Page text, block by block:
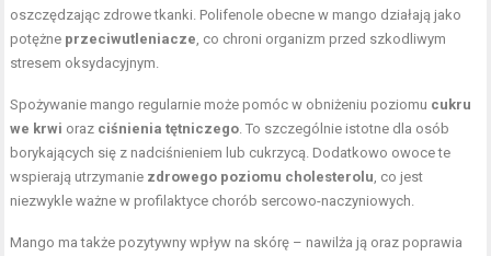
oszczędzając zdrowe tkanki. Polifenole obecne w mango działają jako
potężne przeciwutleniacze , co chroni organizm przed szkodliwym
stresem oksydacyjnym.
Spożywanie mango regularnie może pomóc w obniżeniu poziomu cukru
we krwi oraz ciśnienia tętniczego . To szczególnie istotne dla osób
borykających się z nadciśnieniem lub cukrzycą. Dodatkowo owoce te
wspierają utrzymanie zdrowego poziomu cholesterolu , co jest
niezwykle ważne w profilaktyce chorób sercowo-naczyniowych.
Mango ma także pozytywny wpływ na skórę – nawilża ją oraz poprawia